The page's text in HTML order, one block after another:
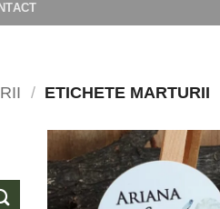
/ ETICHETE MARTURII